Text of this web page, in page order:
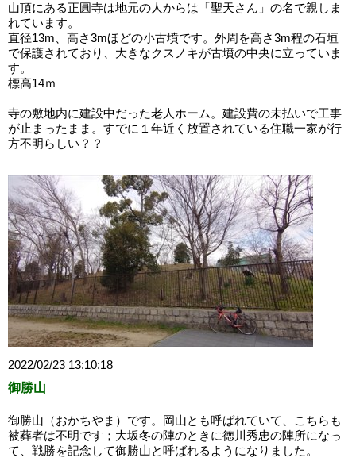
山頂にある正圓寺は地元の人からは「聖天さん」の名で親しま
れています。
直径13m、高さ3mほどの小古墳です。外周を高さ3m程の石垣
で保護されており、大きなクスノキが古墳の中央に立っていま
す。
標高14ｍ
寺の敷地内に建設中だった老人ホーム。建設費の未払いで工事
が止まったまま。すでに１年近く放置されている住職一家が行
方不明らしい？？
2022/02/23 13:10:18
御勝山
御勝山（おかちやま）です。岡山とも呼ばれていて、こちらも
被葬者は不明です；大坂冬の陣のときに徳川秀忠の陣所になっ
て、戦勝を記念して御勝山と呼ばれるようになりました。